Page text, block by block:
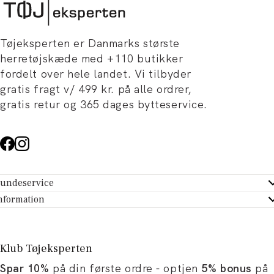
Tøjeksperten er Danmarks største
herretøjskæde med +110 butikker
fordelt over hele landet. Vi tilbyder
gratis fragt v/ 499 kr. på alle ordrer,
gratis retur og 365 dages bytteservice.
- Hjælpecenter
dit køb
Tøjeksperten
og artikler
Klub Tøjeksperten
Spar 10% på din første ordre - optjen 5% bonus på